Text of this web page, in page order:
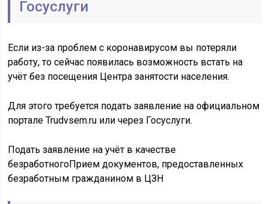
Госуслуги
Если из-за проблем с коронавирусом вы потеряли
работу, то сейчас появилась возможность встать на
учёт без посещения Центра занятости населения.
Для этого требуется подать заявление на официальном
портале Trudvsem.ru или через Госуслуги.
Подать заявление на учёт в качестве
безработногоПрием документов, предоставленных
безработным гражданином в ЦЗН